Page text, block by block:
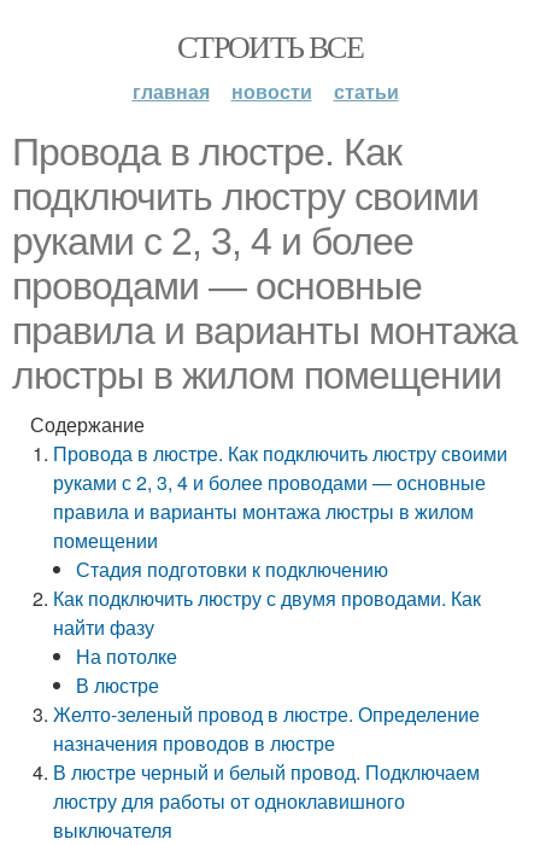
СТРОИТЬ ВСЕ
главная новости статьи
Провода в люстре. Как
подключить люстру своими
руками с 2, 3, 4 и более
проводами — основные
правила и варианты монтажа
люстры в жилом помещении
Содержание
Провода в люстре. Как подключить люстру своими
руками с 2, 3, 4 и более проводами — основные
правила и варианты монтажа люстры в жилом
помещении
Стадия подготовки к подключению
Как подключить люстру с двумя проводами. Как
найти фазу
На потолке
В люстре
Желто-зеленый провод в люстре. Определение
назначения проводов в люстре
В люстре черный и белый провод. Подключаем
люстру для работы от одноклавишного
выключателя